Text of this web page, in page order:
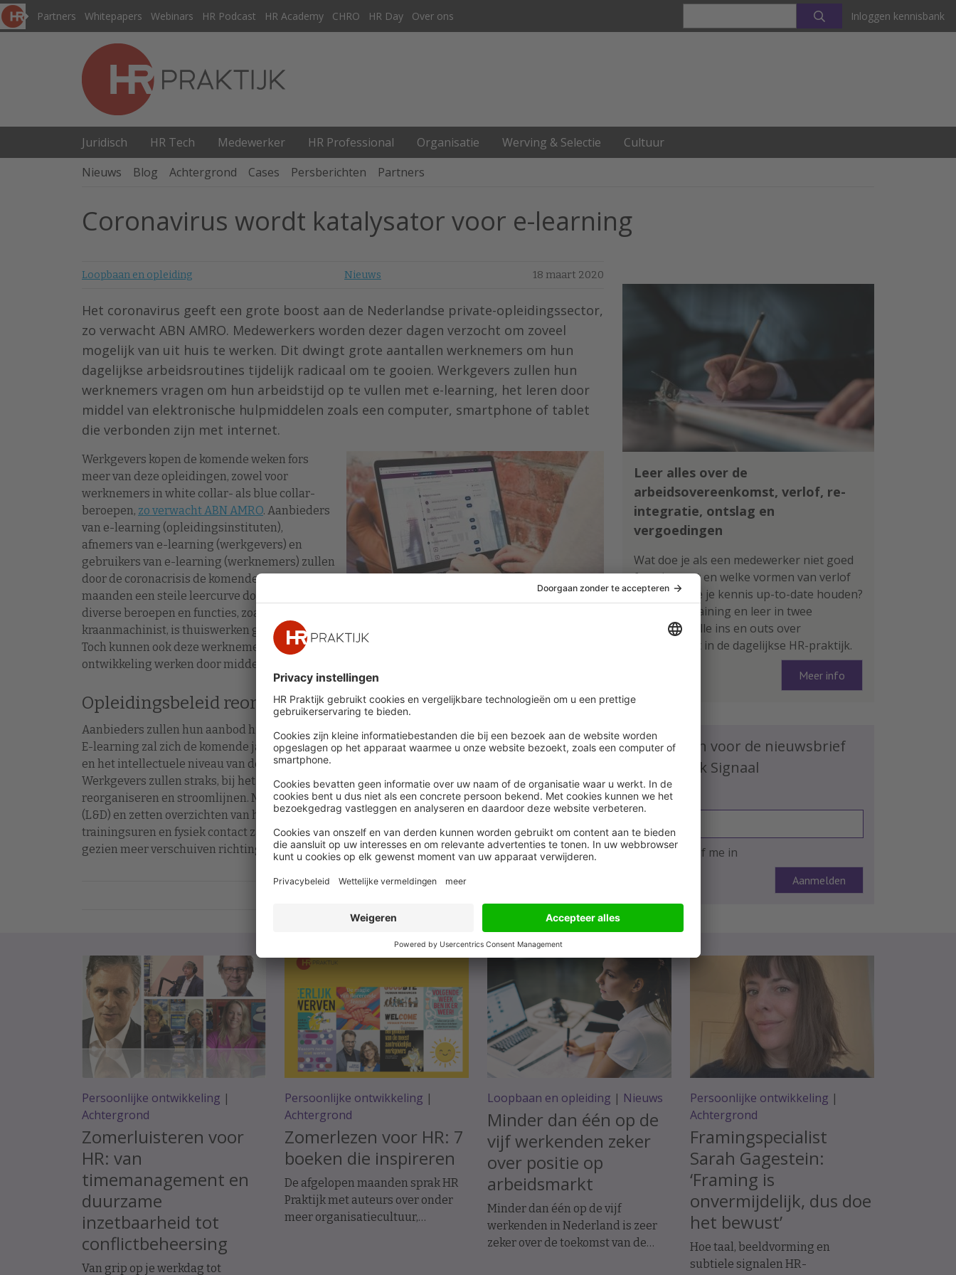
Partners Whitepapers Webinars HR Podcast HR Academy CHRO HR Day Over ons Inloggen kennisbank
Juridisch HR Tech Medewerker HR Professional Organisatie Werving & Selectie
Cultuur
Nieuws
Blog Achtergrond Cases Persberichten Partners
Coronavirus wordt katalysator voor e-learning
Loopbaan en opleiding Nieuws 18 maart 2020
Het coronavirus geeft een grote boost aan de Nederlandse private-opleidingssector,
zo verwacht ABN AMRO. Medewerkers worden dezer dagen verzocht om zoveel
mogelijk van uit huis te werken. Dit dwingt grote aantallen werknemers om hun
dagelijkse arbeidsroutines tijdelijk radicaal om te gooien. Werkgevers zullen hun
werknemers vragen om hun arbeidstijd op te vullen met e-learning, het leren door
middel van elektronische hulpmiddelen zoals een computer, smartphone of tablet
die verbonden zijn met internet.
Werkgevers kopen de komende weken fors
meer van deze opleidingen, zowel voor
werknemers in white collar- als blue collar-
beroepen, zo verwacht ABN AMRO. Aanbieders
van e-learning (opleidingsinstituten),
afnemers van e-learning (werkgevers) en
gebruikers van e-learning (werknemers) zullen
door de coronacrisis de komende weken en
maanden een steile leercurve doorlopen. Voor
diverse beroepen en functies, zoals een
kraanmachinist, is thuiswerken geen optie.
Toch kunnen ook deze werknemers wel periodiek aan hun eigen keukentafel aan hun
ontwikkeling werken door middel van e-learning.
Opleidingsbeleid reorganiseren
Aanbieders zullen hun aanbod hierdoor de komende jaren kwalitatief en kwantitatief verbeteren.
E-learning zal zich de komende jaren bijvoorbeeld vaker automatisch aanpassen aan de snelheid
en het intellectuele niveau van de cursist, zodat de kennisoverdracht gemaximaliseerd wordt.
Werkgevers zullen straks, bij het evalueren van de corona-crisis, hun opleidingsbeleid
reorganiseren en stroomlijnen. Meer bedrijven starten een afdeling Learning & Development
(L&D) en zetten overzichten van het opleidingsaanbod op hun bedrijfsintranet. De mix van online
trainingsuren en fysiek contact zal per cursist beter uitgebalanceerd worden en over het geheel
gezien meer verschuiven richting online.
Leer alles over de
arbeidsovereenkomst, verlof, re-
integratie, ontslag en
vergoedingen
Wat doe je als een medewerker niet goed
functioneert en welke vormen van verlof
zijn er? Wil je je kennis up-to-date houden?
Volg deze training en leer in twee
ochtenden alle ins en outs over
arbeidsrecht in de dagelijkse HR-praktijk.
Meer info
Schrijf je in voor de nieuwsbrief
HR Praktijk Signaal
E-mailadres
Ja, ik schrijf me in
Persoonlijke ontwikkeling |
Achtergrond
Zomerluisteren voor
HR: van
timemanagement en
duurzame
inzetbaarheid tot
conflictbeheersing
Van grip op je werkdag tot
Persoonlijke ontwikkeling |
Achtergrond
Zomerlezen voor HR: 7
boeken die inspireren
De afgelopen maanden sprak HR
Praktijk met auteurs over onder
meer organisatiecultuur,
Loopbaan en opleiding | Nieuws
Minder dan één op de
vijf werkenden zeker
over positie op
arbeidsmarkt
Minder dan één op de vijf
werkenden in Nederland is zeer
zeker over de toekomst van de
Persoonlijke ontwikkeling |
Achtergrond
Framingspecialist
Sarah Gagestein:
‘Framing is
onvermijdelijk, dus doe
het bewust’
Hoe taal, beeldvorming en
subtiele signalen HR-